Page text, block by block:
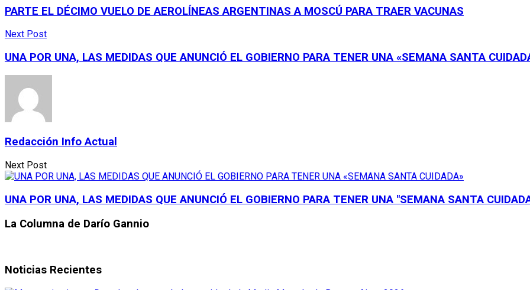
PARTE EL DÉCIMO VUELO DE AEROLÍNEAS ARGENTINAS A MOSCÚ PARA TRAER VACUNAS
Next Post
UNA POR UNA, LAS MEDIDAS QUE ANUNCIÓ EL GOBIERNO PARA TENER UNA «SEMANA SANTA
Redacción Info Actual
Next Post
UNA POR UNA, LAS MEDIDAS QUE ANUNCIÓ EL GOBIERNO PARA TENER UNA "SEMANA SANTA
La Columna de Darío Gannio
Noticias Recientes